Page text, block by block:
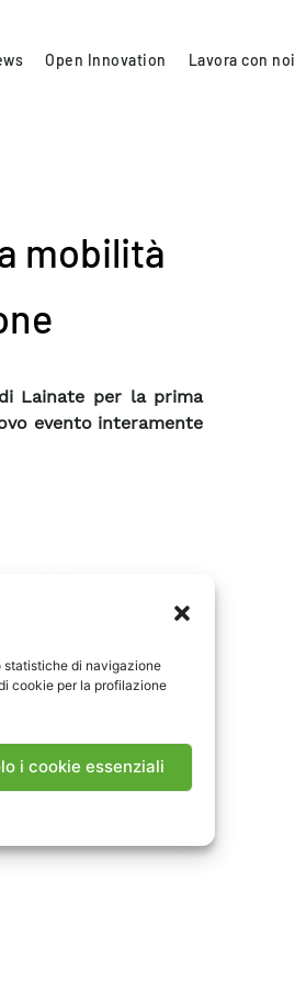
statistiche di navigazione
cookie per la profilazione
i cookie essenziali
Open Innovation Lavora con noi
mobilità
Lainate per la prima
evento interamente